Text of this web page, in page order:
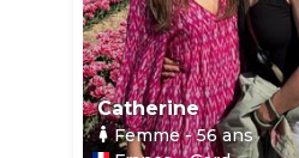
Catherine
Femme- 56ans